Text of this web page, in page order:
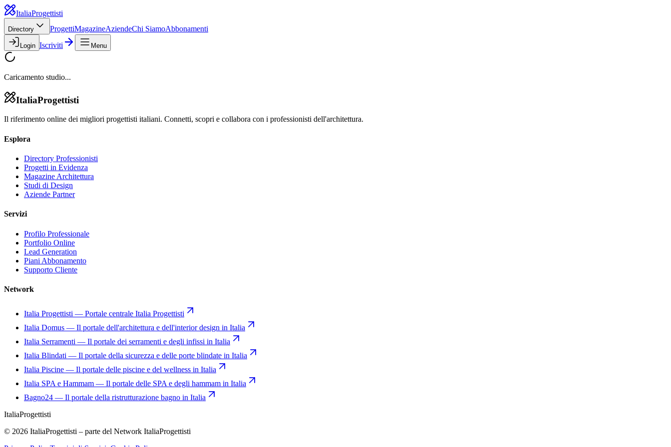
ItaliaProgettisti
Directory ProgettiMagazineAziendeChi SiamoAbbonamenti
Login Iscriviti Menu
Caricamento studio...
ItaliaProgettisti
Il riferimento online dei migliori progettisti italiani. Connetti, scopri e collabora con i professionisti dell'architettura.
Esplora
Directory Professionisti
Progetti in Evidenza
Magazine Architettura
Studi di Design
Aziende Partner
Servizi
Profilo Professionale
Portfolio Online
Lead Generation
Piani Abbonamento
Supporto Cliente
Network
Italia Progettisti — Portale centrale Italia Progettisti
Italia Domus — Il portale dell'architettura e dell'interior design in Italia
Italia Serramenti — Il portale dei serramenti e degli infissi in Italia
Italia Blindati — Il portale della sicurezza e delle porte blindate in Italia
Italia Piscine — Il portale delle piscine e del wellness in Italia
Italia SPA e Hammam — Il portale delle SPA e degli hammam in Italia
Bagno24 — Il portale della ristrutturazione bagno in Italia
ItaliaProgettisti
© 2026 ItaliaProgettisti – parte del Network ItaliaProgettisti